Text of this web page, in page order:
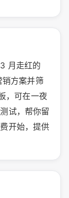
月走红的
方案并筛
，可在一夜
试，帮你留
开始，提供